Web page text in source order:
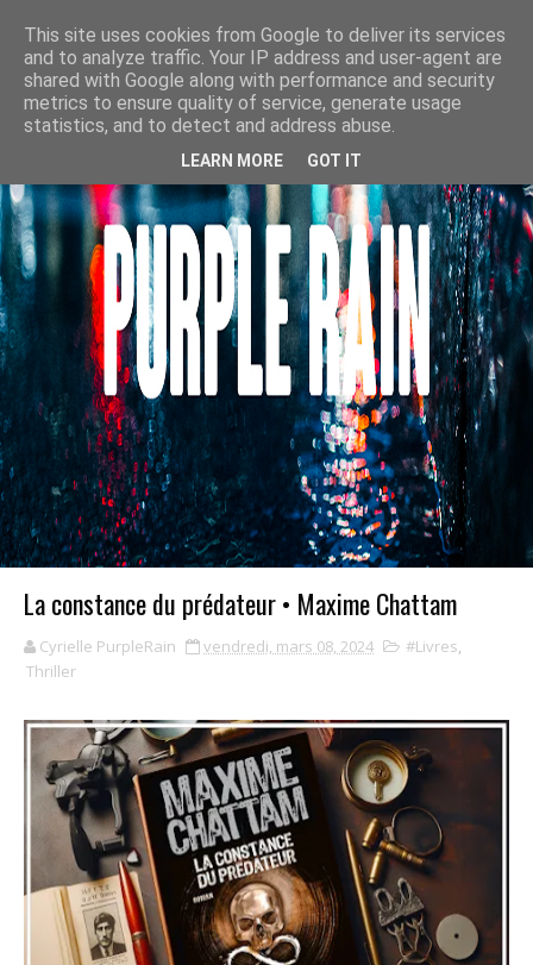
La constance du prédateur • Maxime Chattam
Cyrielle PurpleRain vendredi, mars 08, 2024 #Livres,
Thriller
This site uses cookies from Google to deliver its services
and to analyze traffic. Your IP address and user-agent are
shared with Google along with performance and security
metrics to ensure quality of service, generate usage
statistics, and to detect and address abuse.
LEARN MORE GOT IT